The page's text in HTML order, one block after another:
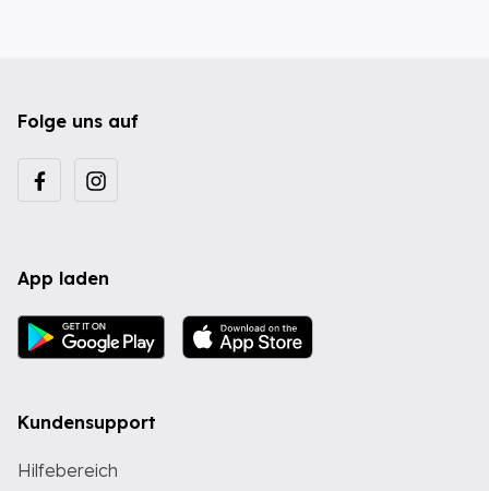
Folge uns auf
App laden
Kundensupport
Hilfebereich